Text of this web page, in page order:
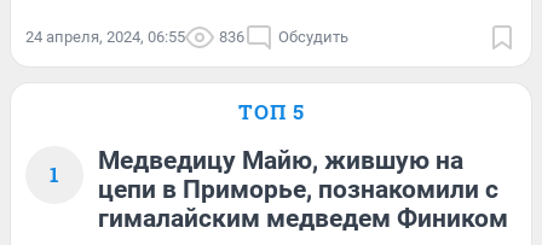
24 апреля, 2024, 06:55 836 Обсудить
ТОП 5
1
Медведицу Майю, жившую на
цепи в Приморье, познакомили с
гималайским медведем Фиником